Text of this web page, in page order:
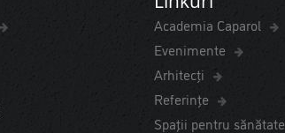
Academia Caparol
Evenimente
Arhitecți
Referințe
Spaţii pentru sănătate